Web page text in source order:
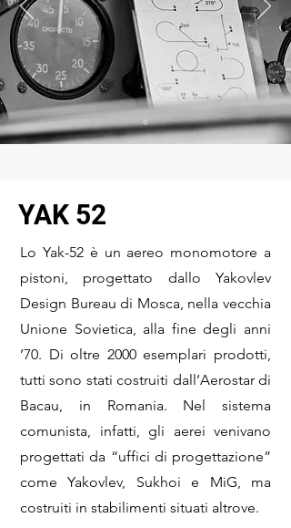
YAK 52
Lo Yak-52 è un aereo monomotore a
pistoni, progettato dallo Yakovlev
Design Bureau di Mosca, nella vecchia
Unione Sovietica, alla fine degli anni
’70. Di oltre 2000 esemplari prodotti,
tutti sono stati costruiti dall’Aerostar di
Bacau, in Romania. Nel sistema
comunista, infatti, gli aerei venivano
progettati da “uffici di progettazione”
come Yakovlev, Sukhoi e MiG, ma
costruiti in stabilimenti situati altrove.